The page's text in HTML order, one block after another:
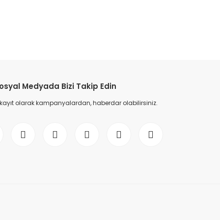
Medyada Bizi Takip Edin
olarak kampanyalardan, haberdar olabilirsiniz.